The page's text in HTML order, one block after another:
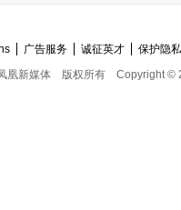
广告服务 诚征英才
保护隐
凰新媒体
版权所有 Copyright ©